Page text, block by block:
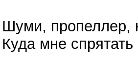
Шуми, пропеллер,
Куда мне